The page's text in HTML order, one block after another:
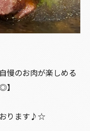
慢のお肉が楽しめる
】
おります♪☆